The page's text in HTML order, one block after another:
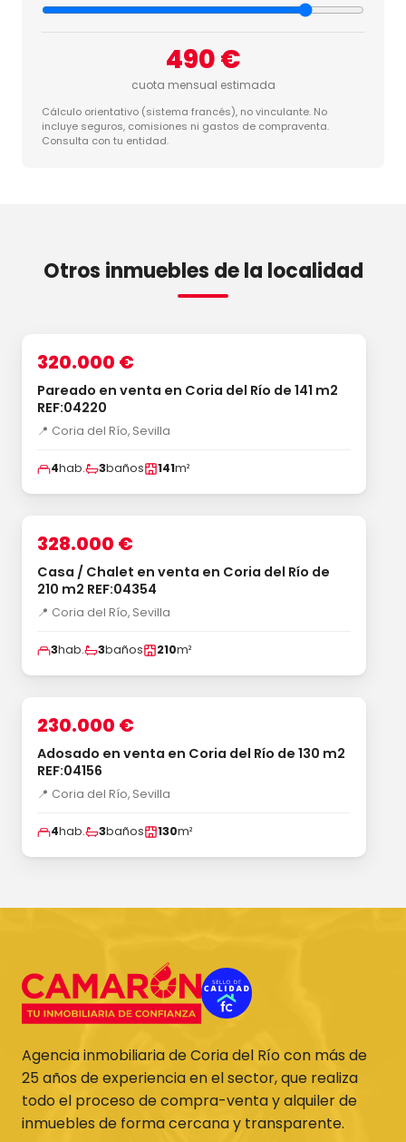
490 €
cuota mensual estimada
Cálculo orientativo (sistema francés), no vinculante. No
incluye seguros, comisiones ni gastos de compraventa.
Consulta con tu entidad.
Otros inmuebles de la localidad
VENTA
320.000 €
Pareado en venta en Coria del Río de 141 m2
REF:04220
📍 Coria del Río, Sevilla
4hab. 3baños 141m²
1/35
VENTA
328.000 €
Casa / Chalet en venta en Coria del Río de
210 m2 REF:04354
📍 Coria del Río, Sevilla
3hab. 3baños 210m²
1/16
VENTA
230.000 €
Adosado en venta en Coria del Río de 130 m2
REF:04156
📍 Coria del Río, Sevilla
4hab. 3baños 130m²
Agencia inmobiliaria de Coria del Río con más de
25 años de experiencia en el sector, que realiza
todo el proceso de compra-venta y alquiler de
inmuebles de forma cercana y transparente.